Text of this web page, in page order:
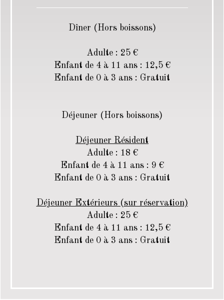
Dîner (Hors boissons)
Adulte : 25 €
Enfant de 4 à 11 ans : 12,5 €
Enfant de 0 à 3 ans : Gratuit
Déjeuner (Hors boissons)
Déjeuner Résident
Adulte : 18 €
Enfant de 4 à 11 ans : 9 €
Enfant de 0 à 3 ans : Gratuit
Déjeuner Extérieurs (sur réservation)
Adulte : 25 €
Enfant de 4 à 11 ans : 12,5 €
Enfant de 0 à 3 ans : Gratuit